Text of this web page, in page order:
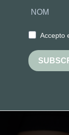
Accepto